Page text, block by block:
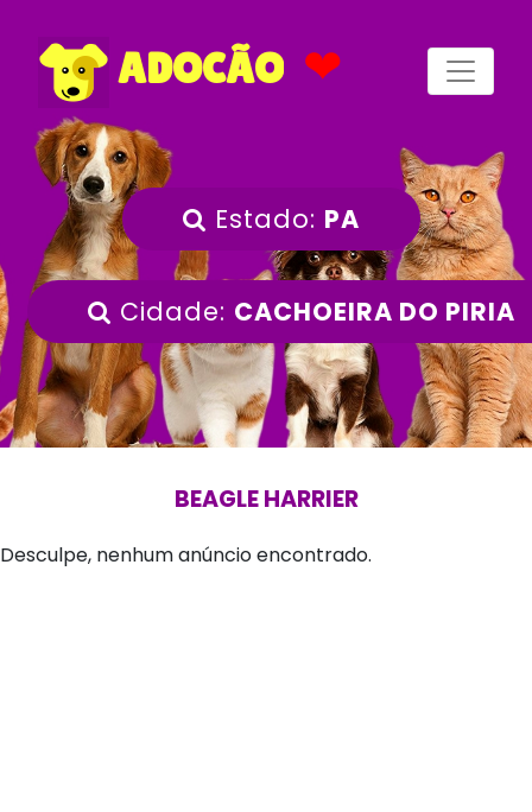
ADOCÃO ❤
Estado: PA
Cidade: CACHOEIRA DO PIRIA
BEAGLE HARRIER
Desculpe, nenhum anúncio encontrado.